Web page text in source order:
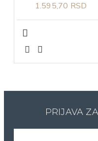
1.595,70 RSD
PRIJAVA